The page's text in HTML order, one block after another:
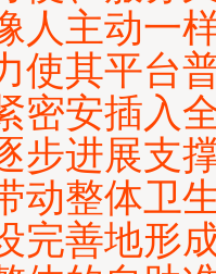
人主动一
使其平台
密安插入
步进展支
动整体卫
完善地形